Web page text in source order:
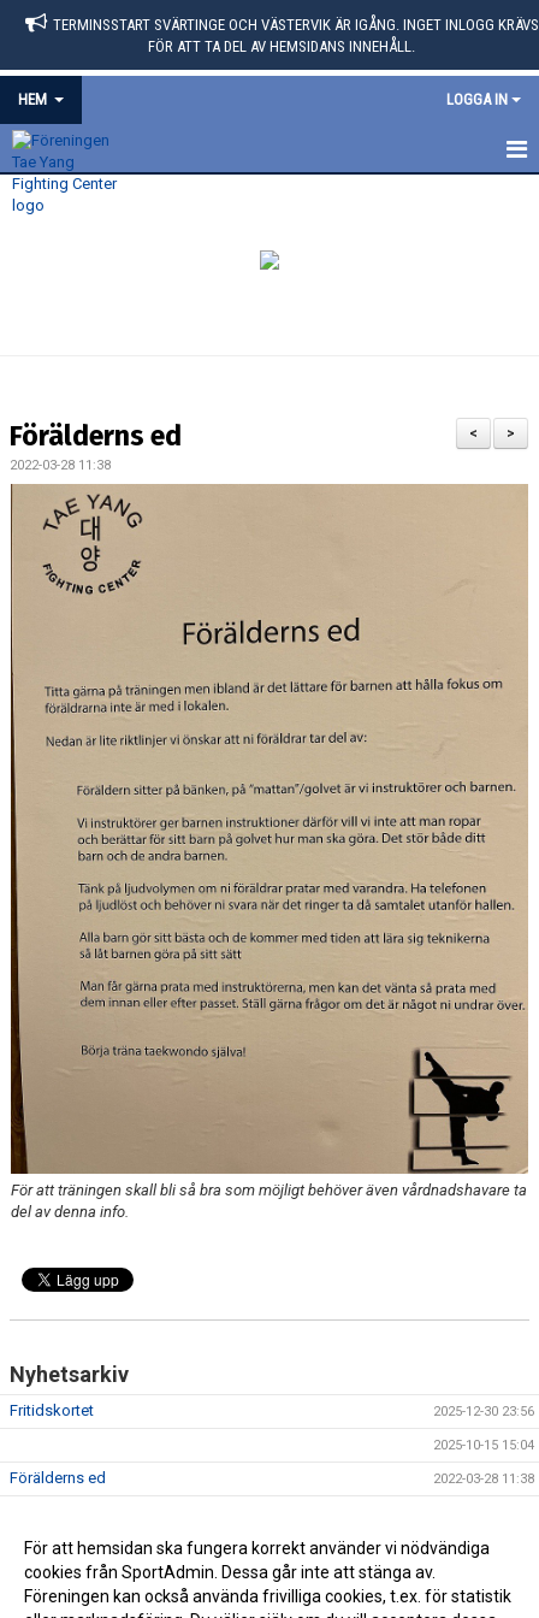
TERMINSSTART SVÄRTINGE OCH VÄSTERVIK ÄR IGÅNG. INGET INLOGG KRÄVS
FÖR ATT TA DEL AV HEMSIDANS INNEHÅLL.
HEM LOGGA IN
HEM
BILDGALLERI
VÅRA GRUPPER/LEDARE
>
<
Förälderns ed
2022-03-28 11:38
För att träningen skall bli så bra som möjligt behöver även vårdnadshavare ta
del av denna info.
Nyhetsarkiv
Fritidskortet 2025-12-30 23:56
2025-10-15 15:04
Förälderns ed 2022-03-28 11:38
Nu finns vi på flera medier
För att hemsidan ska fungera korrekt använder vi nödvändiga
cookies från SportAdmin. Dessa går inte att stänga av.
Föreningen kan också använda frivilliga cookies, t.ex. för statistik